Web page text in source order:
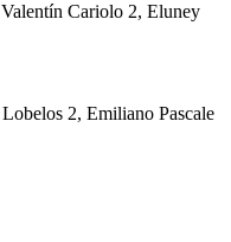
Cariolo 2, Eluney
2, Emiliano Pascale